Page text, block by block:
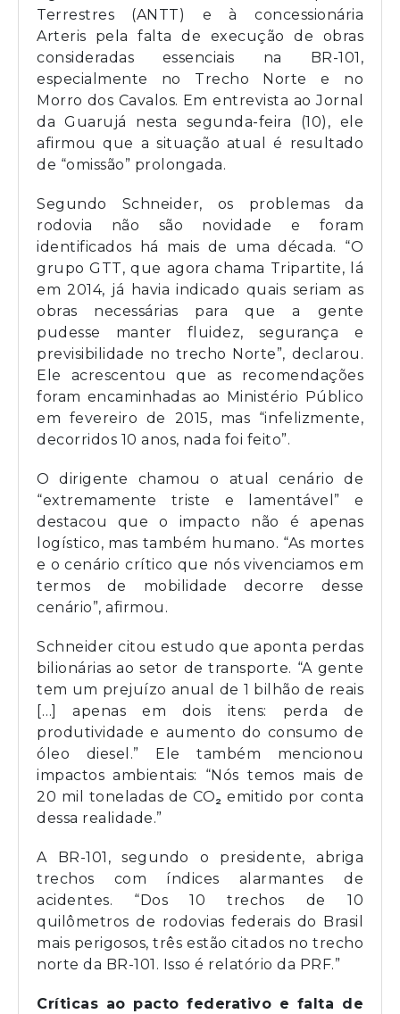
Terrestres (ANTT) e à concessionária
Arteris pela falta de execução de obras
consideradas essenciais na BR-101,
especialmente no Trecho Norte e no
Morro dos Cavalos. Em entrevista ao Jornal
da Guarujá nesta segunda-feira (10), ele
afirmou que a situação atual é resultado
de “omissão” prolongada.
Segundo Schneider, os problemas da
rodovia não são novidade e foram
identificados há mais de uma década. “O
grupo GTT, que agora chama Tripartite, lá
em 2014, já havia indicado quais seriam as
obras necessárias para que a gente
pudesse manter fluidez, segurança e
previsibilidade no trecho Norte”, declarou.
Ele acrescentou que as recomendações
foram encaminhadas ao Ministério Público
em fevereiro de 2015, mas “infelizmente,
decorridos 10 anos, nada foi feito”.
O dirigente chamou o atual cenário de
“extremamente triste e lamentável” e
destacou que o impacto não é apenas
logístico, mas também humano. “As mortes
e o cenário crítico que nós vivenciamos em
termos de mobilidade decorre desse
cenário”, afirmou.
Schneider citou estudo que aponta perdas
bilionárias ao setor de transporte. “A gente
tem um prejuízo anual de 1 bilhão de reais
[…] apenas em dois itens: perda de
produtividade e aumento do consumo de
óleo diesel.” Ele também mencionou
impactos ambientais: “Nós temos mais de
20 mil toneladas de CO₂ emitido por conta
dessa realidade.”
A BR-101, segundo o presidente, abriga
trechos com índices alarmantes de
acidentes. “Dos 10 trechos de 10
quilômetros de rodovias federais do Brasil
mais perigosos, três estão citados no trecho
norte da BR-101. Isso é relatório da PRF.”
Críticas ao pacto federativo e falta de